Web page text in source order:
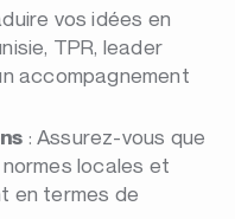
vos idées en
TPR, leader
accompagnement
: Assurez-vous que
locales et
en termes de